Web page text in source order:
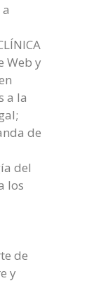
Web y
a la
de
del
los
de
y